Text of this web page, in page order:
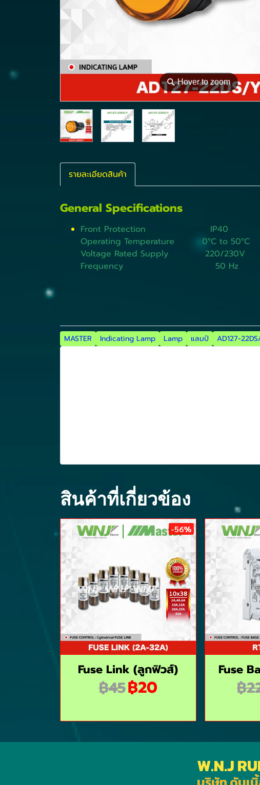
⚲Hover to zoom
รายละเอียดสินค้า
General Specifications
Front Protection IP40
Operating Temperature 0°C to 50°C
Voltage Rated Supply 220/230V
Frequency 50 Hz
MASTER Indicating Lamp Lamp แลมป์ AD127-
สินค้าที่เกี่ยวข้อง
-56%
Fuse Link (ลูกฟิวส์)
฿45฿20
Fuse
฿
W.N.J